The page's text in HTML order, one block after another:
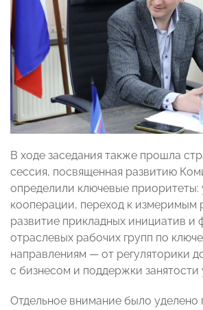
В ходе заседания также прошла
сессия, посвященная развитию
определили ключевые приоритеты:
кооперации, переход к измеримым
развитие прикладных инициатив
отраслевых рабочих групп по
направлениям — от регуляторики
с бизнесом и поддержки
Отдельное внимание было уделено